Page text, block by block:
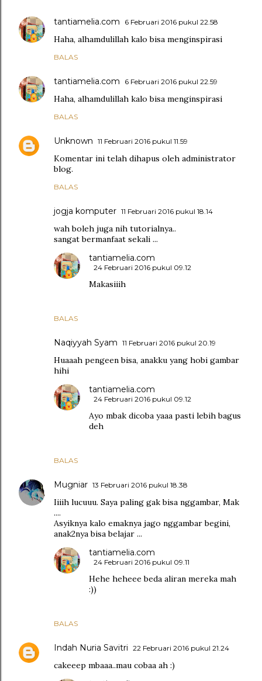
tantiamelia.com 6 Februari 2016 pukul 22.58
Haha, alhamdulillah kalo bisa menginspirasi
BALAS
tantiamelia.com 6 Februari 2016 pukul 22.59
Haha, alhamdulillah kalo bisa menginspirasi
BALAS
Unknown 11 Februari 2016 pukul 11.59
Komentar ini telah dihapus oleh administrator
blog.
BALAS
jogja komputer 11 Februari 2016 pukul 18.14
wah boleh juga nih tutorialnya..
sangat bermanfaat sekali ...
BALAS
tantiamelia.com
24 Februari 2016 pukul 09.12
Makasiiih
Naqiyyah Syam 11 Februari 2016 pukul 20.19
Huaaah pengeen bisa, anakku yang hobi gambar
hihi
BALAS
tantiamelia.com
24 Februari 2016 pukul 09.12
Ayo mbak dicoba yaaa pasti lebih bagus
deh
Mugniar 13 Februari 2016 pukul 18.38
Iiiih lucuuu. Saya paling gak bisa nggambar, Mak
....
Asyiknya kalo emaknya jago nggambar begini,
anak2nya bisa belajar ...
BALAS
tantiamelia.com
24 Februari 2016 pukul 09.11
Hehe heheee beda aliran mereka mah
:))
Indah Nuria Savitri 22 Februari 2016 pukul 21.24
cakeeep mbaaa..mau cobaa ah :)